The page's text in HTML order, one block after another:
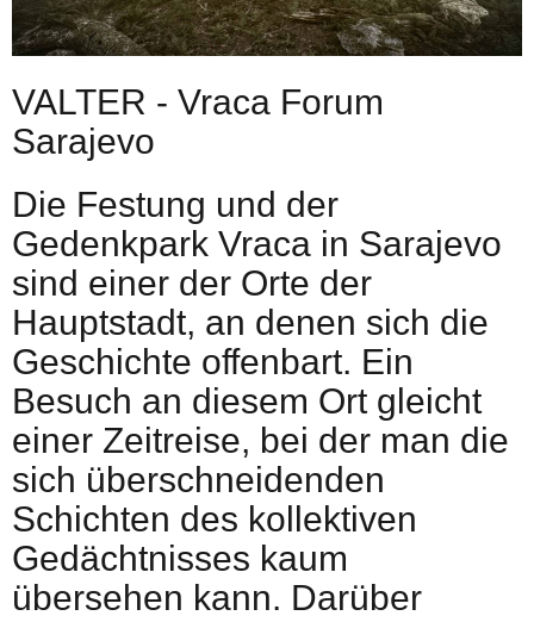
VALTER - Vraca Forum
Sarajevo
Die Festung und der
Gedenkpark Vraca in Sarajevo
sind einer der Orte der
Hauptstadt, an denen sich die
Geschichte offenbart. Ein
Besuch an diesem Ort gleicht
einer Zeitreise, bei der man die
sich überschneidenden
Schichten des kollektiven
Gedächtnisses kaum
übersehen kann. Darüber